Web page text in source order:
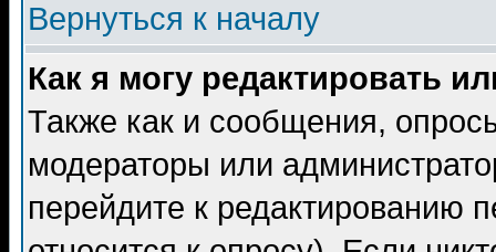
Вернуться к началу
Как я могу редактировать
Также как и сообщения,
модераторы или
перейдите к редактированию